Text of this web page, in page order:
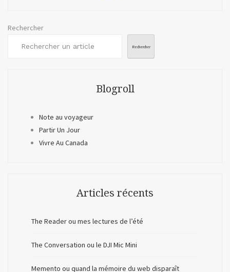
Rechercher
Rechercher
Blogroll
Note au voyageur
Partir Un Jour
Vivre Au Canada
Articles récents
The Reader ou mes lectures de l’été
The Conversation ou le DJI Mic Mini
Memento ou quand la mémoire du web disparaît